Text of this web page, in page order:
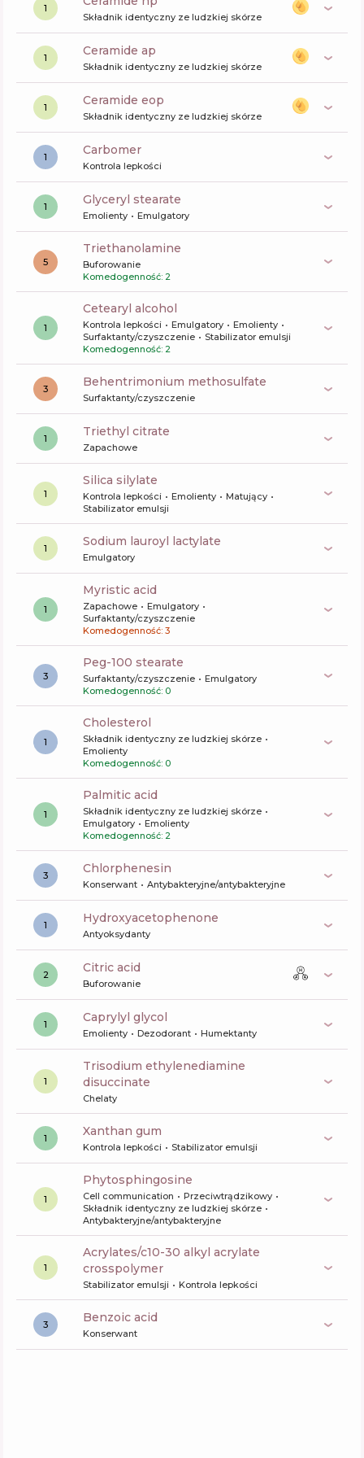
1
Składnik identyczny ze ludzkiej skórze
1 ceramide ap
Składnik identyczny ze ludzkiej skórze
1 ceramide eop
Składnik identyczny ze ludzkiej skórze
1 carbomer
Kontrola lepkości
1 glyceryl stearate
Emolienty Emulgatory
5
triethanolamine
Buforowanie
Komedogenność: 2
1
cetearyl alcohol
Kontrola lepkości Emulgatory
Emolienty
Surfaktanty/czyszczenie
Stabilizator emulsji
Komedogenność: 2
3 behentrimonium methosulfate
Surfaktanty/czyszczenie
1 triethyl citrate
Zapachowe
1
silica silylate
Kontrola lepkości Emolienty
Matujący
Stabilizator emulsji
1 sodium lauroyl lactylate
Emulgatory
1
myristic acid
Zapachowe
Emulgatory
Surfaktanty/czyszczenie
Komedogenność: 3
3
peg-100 stearate
Surfaktanty/czyszczenie
Emulgatory
Komedogenność: 0
1
cholesterol
Składnik identyczny ze ludzkiej skórze
Emolienty
Komedogenność: 0
1
palmitic acid
Składnik identyczny ze ludzkiej skórze
Emulgatory
Emolienty
Komedogenność: 2
3 chlorphenesin
Konserwant Antybakteryjne/antybakteryjne
1 Hydroxyacetophenone
Antyoksydanty
2 citric acid
Buforowanie
1 caprylyl glycol
Emolienty Dezodorant Humektanty
1
trisodium ethylenediamine
disuccinate
Chelaty
1 xanthan gum
Kontrola lepkości Stabilizator emulsji
1
phytosphingosine
Cell communication
Przeciwtrądzikowy
Składnik identyczny ze ludzkiej skórze
Antybakteryjne/antybakteryjne
1
acrylates/c10-30 alkyl acrylate
crosspolymer
Stabilizator emulsji Kontrola lepkości
3 benzoic acid
Konserwant